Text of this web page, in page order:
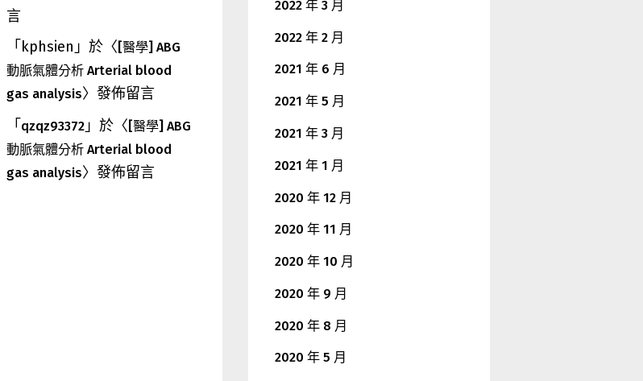
言
「 kphsien」於〈 [醫學] ABG
動脈氣體分析 Arterial blood
gas analysis〉發佈留言
「 qzqz93372 」於〈 [醫學] ABG
動脈氣體分析 Arterial blood
gas analysis〉發佈留言
2022 年 3 月
2022 年 2 月
2021 年 6 月
2021 年 5 月
2021 年 3 月
2021 年 1 月
2020 年 12 月
2020 年 11 月
2020 年 10 月
2020 年 9 月
2020 年 8 月
2020 年 5 月